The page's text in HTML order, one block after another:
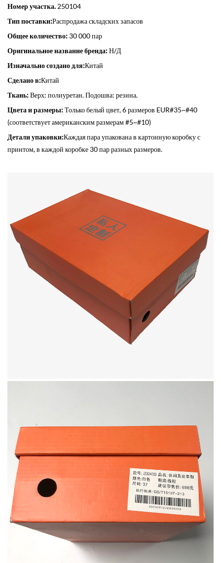
Номер участка. 250104
Тип поставки:Распродажа складских запасов
Общее количество: 30 000 пар
Оригинальное название бренда:Н/Д
Изначально создано для:Китай
Сделано в:Китай
Ткань:Верх: полиуретан. Подошва: резина.
Цвета и размеры:Только белый цвет, 6 размеров EUR#35~#40
(соответствует американским размерам #5~#10)
Детали упаковки:Каждая пара упакована в картонную коробку с
принтом, в каждой коробке 30 пар разных размеров.